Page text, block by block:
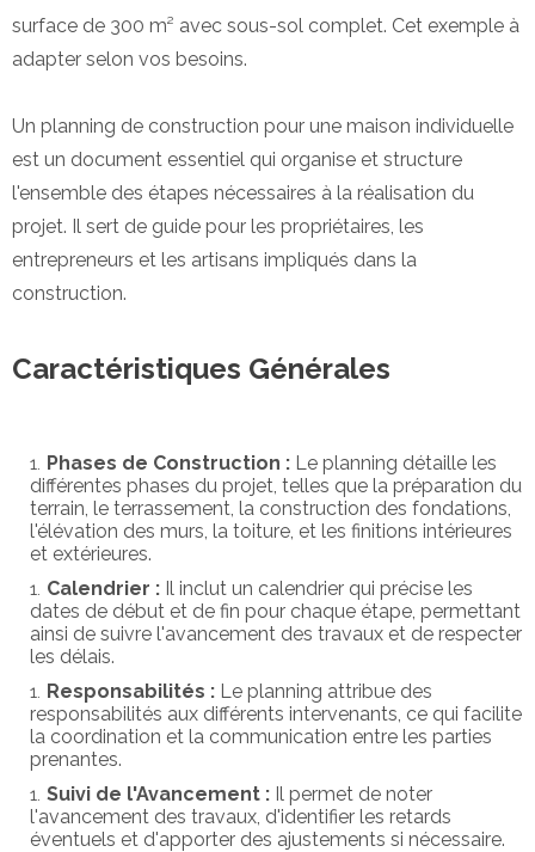
surface de 300 m² avec sous-sol complet. Cet exemple à
adapter selon vos besoins.
Un planning de construction pour une maison individuelle
est un document essentiel qui organise et structure
l'ensemble des étapes nécessaires à la réalisation du
projet. Il sert de guide pour les propriétaires, les
entrepreneurs et les artisans impliqués dans la
construction.
Caractéristiques Générales
Phases de Construction : Le planning détaille les
différentes phases du projet, telles que la préparation du
terrain, le terrassement, la construction des fondations,
l'élévation des murs, la toiture, et les finitions intérieures
et extérieures.
Calendrier : Il inclut un calendrier qui précise les
dates de début et de fin pour chaque étape, permettant
ainsi de suivre l'avancement des travaux et de respecter
les délais.
Responsabilités : Le planning attribue des
responsabilités aux différents intervenants, ce qui facilite
la coordination et la communication entre les parties
prenantes.
Suivi de l'Avancement : Il permet de noter
l'avancement des travaux, d'identifier les retards
éventuels et d'apporter des ajustements si nécessaire.